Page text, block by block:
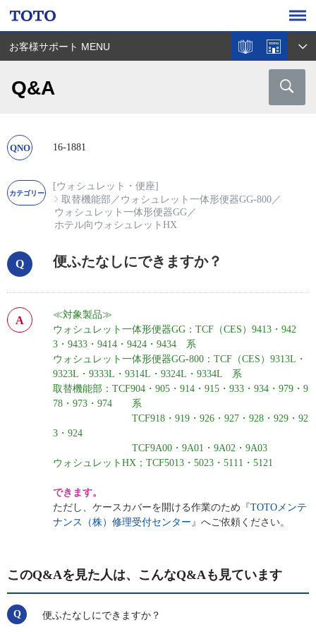
お客様サポート MENU
Q&A
16-1881
[ウォシュレット・便座]
取替機能部 ／ ウォシュレット一体形便器GG-800／
ウォシュレット一体形便器GG／
ホテル向ウォシュレットHX
便ふたなしにできますか？
≪対象製品≫
ウォシュレット一体形便器GG：TCF（CES）9413・942
3・9433・9414・9424・9434 系
ウォシュレット一体形便器GG-800：TCF（CES）9313L・
9323L・9333L・9314L・9324L・9334L 系
取替機能部：TCF904・905・914・915・933・934・979・9
78・973・974 系
TCF918・919・926・927・928・929・92
3・924
TCF9A00・9A01・9A02・9A03
ウォシュレットHX；TCF5013・5023・5111・5121
できます。
ただし、ケースカバーを開ける作業のため『TOTOメンテ
ナンス（株）修理受付センター 』へご依頼ください。
このQ&Aを見た人は、こんなQ&Aも見ています
便ふたなしにできますか？